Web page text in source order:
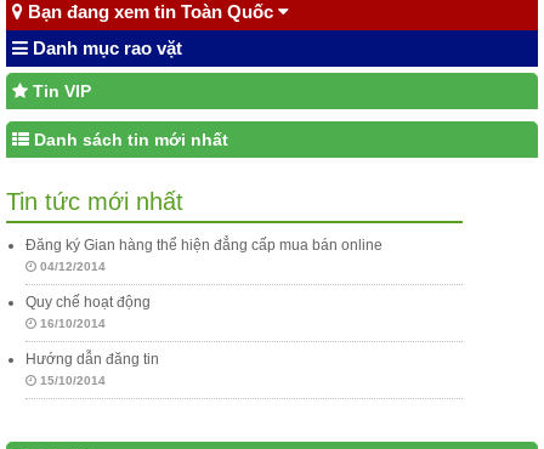
Bạn đang xem tin Toàn Quốc
Danh mục rao vặt
Tin VIP
Danh sách tin mới nhất
Tin tức mới nhất
Đăng ký Gian hàng thể hiện đẳng cấp mua bán online
04/12/2014
Quy chế hoạt động
16/10/2014
Hướng dẫn đăng tin
15/10/2014